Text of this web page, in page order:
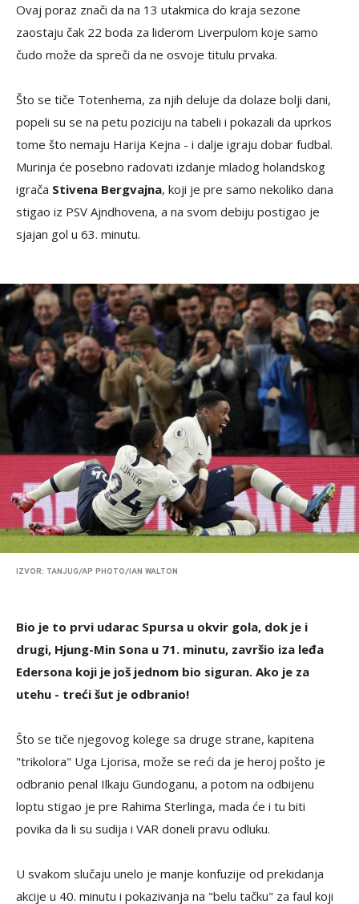
Ovaj poraz znači da na 13 utakmica do kraja sezone
zaostaju čak 22 boda za liderom Liverpulom koje samo
čudo može da spreči da ne osvoje titulu prvaka.
Što se tiče Totenhema, za njih deluje da dolaze bolji dani,
popeli su se na petu poziciju na tabeli i pokazali da uprkos
tome što nemaju Harija Kejna - i dalje igraju dobar fudbal.
Murinja će posebno radovati izdanje mladog holandskog
igrača Stivena Bergvajna, koji je pre samo nekoliko dana
stigao iz PSV Ajndhovena, a na svom debiju postigao je
sjajan gol u 63. minutu.
IZVOR: TANJUG/AP PHOTO/IAN WALTON
Bio je to prvi udarac Spursa u okvir gola, dok je i
drugi, Hjung-Min Sona u 71. minutu, završio iza leđa
Edersona koji je još jednom bio siguran. Ako je za
utehu - treći šut je odbranio!
Što se tiče njegovog kolege sa druge strane, kapitena
"trikolora" Uga Ljorisa, može se reći da je heroj pošto je
odbranio penal Ilkaju Gundoganu, a potom na odbijenu
loptu stigao je pre Rahima Sterlinga, mada će i tu biti
povika da li su sudija i VAR doneli pravu odluku.
U svakom slučaju unelo je manje konfuzije od prekidanja
akcije u 40. minutu i pokazivanja na "belu tačku" za faul koji